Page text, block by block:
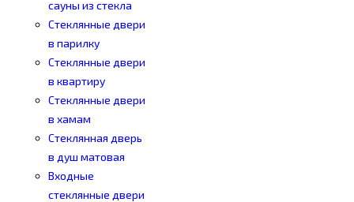
сауны из стекла
Стеклянные двери
в парилку
Стеклянные двери
в квартиру
Стеклянные двери
в хамам
Стеклянная дверь
в душ матовая
Входные
стеклянные двери